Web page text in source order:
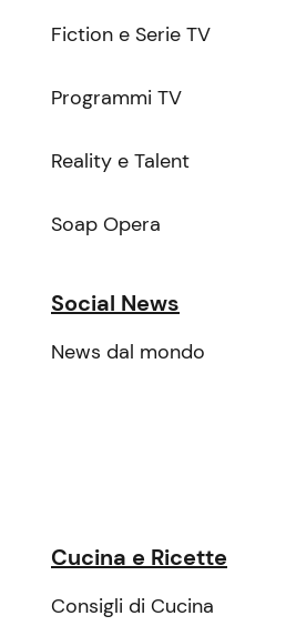
Fiction e Serie TV
Programmi TV
Reality e Talent
Soap Opera
Social News
News dal mondo
Cucina e Ricette
Consigli di Cucina